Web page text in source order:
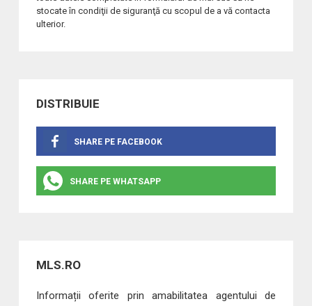
stocate în condiţii de siguranţă cu scopul de a vă contacta
ulterior.
DISTRIBUIE
SHARE PE FACEBOOK
SHARE PE WHATSAPP
MLS.RO
Informații oferite prin amabilitatea agentului de